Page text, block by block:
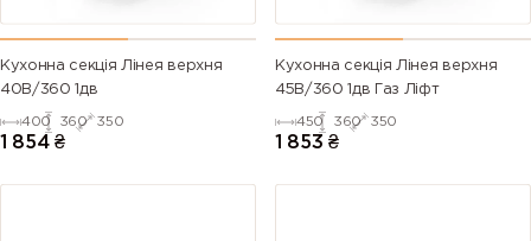
Кухонна секція Лінея верхня
40В/360 1дв
400 360 350
1 854 ₴
Кухонна секція Лінея верхня
45В/360 1дв Газ Ліфт
450 360 350
1 853 ₴